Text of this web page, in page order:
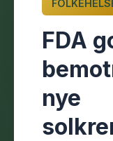
FDA
nye